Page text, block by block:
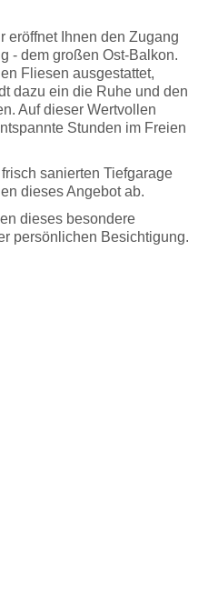
eröffnet Ihnen den Zugang
- dem großen Ost-Balkon.
Fliesen ausgestattet,
dazu ein die Ruhe und den
Auf dieser Wertvollen
Stunden im Freien
sanierten Tiefgarage
dieses Angebot ab.
dieses besondere
persönlichen Besichtigung.